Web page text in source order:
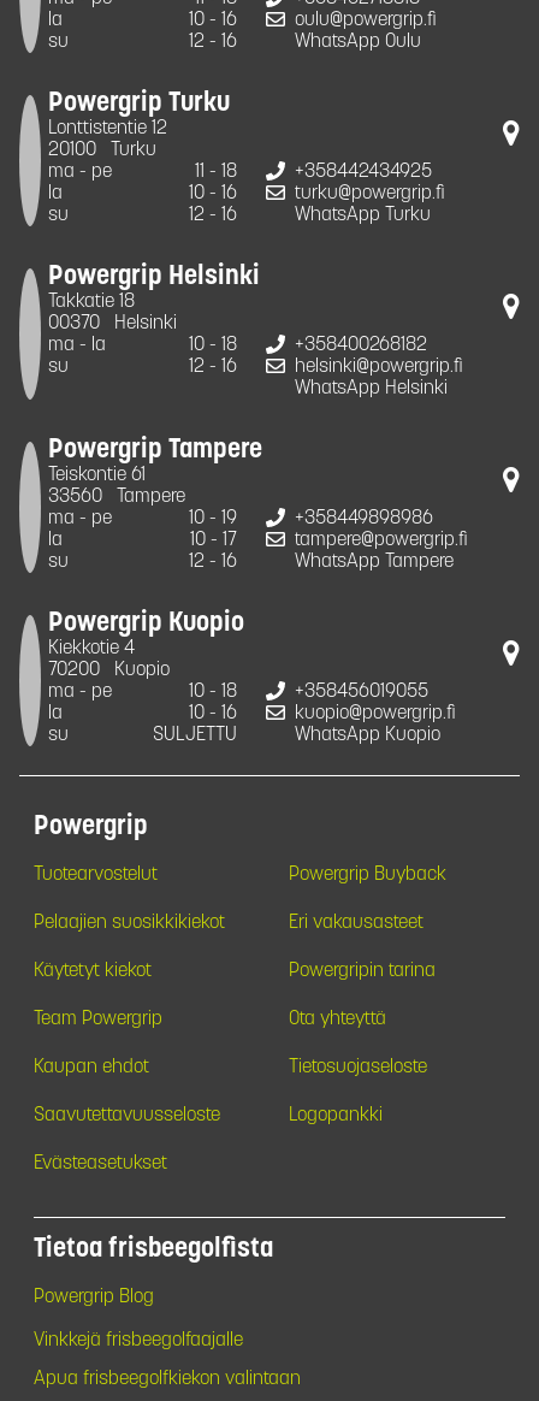
la
10 - 16
su
12 - 16
oulu@powergrip.fi
WhatsApp Oulu
Powergrip Turku
Lonttistentie 12
20100
Turku
ma - pe
11 - 18
la
10 - 16
su
12 - 16
+358442434925
turku@powergrip.fi
WhatsApp Turku
Powergrip Helsinki
Takkatie 18
00370
Helsinki
ma - la
10 - 18
su
12 - 16
+358400268182
helsinki@powergrip.fi
WhatsApp Helsinki
Powergrip Tampere
Teiskontie 61
33560
Tampere
ma - pe
10 - 19
la
10 - 17
su
12 - 16
+358449898986
tampere@powergrip.fi
WhatsApp Tampere
Powergrip Kuopio
Kiekkotie 4
70200
Kuopio
ma - pe
10 - 18
la
10 - 16
su
SULJETTU
+358456019055
kuopio@powergrip.fi
WhatsApp Kuopio
Powergrip
Tuotearvostelut Powergrip Buyback
Pelaajien suosikkikiekot Eri vakausasteet
Käytetyt kiekot Powergripin tarina
Team Powergrip Ota yhteyttä
Kaupan ehdot Tietosuojaseloste
Saavutettavuusseloste Logopankki
Evästeasetukset
Tietoa frisbeegolfista
Powergrip Blog
Vinkkejä frisbeegolfaajalle
Apua frisbeegolfkiekon valintaan